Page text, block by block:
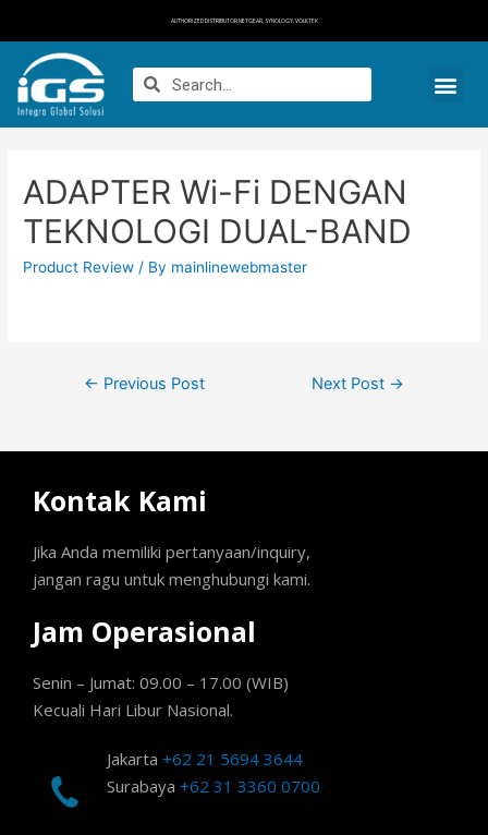
AUTHORIZED DISTRIBUTOR NETGEAR, SYNOLOGY, VOLKTEK
ADAPTER Wi-Fi DENGAN
TEKNOLOGI DUAL-BAND
Product Review / By mainlinewebmaster
← Previous Post Next Post →
Kontak Kami
Jika Anda memiliki pertanyaan/inquiry,
jangan ragu untuk menghubungi kami.
Jam Operasional
Senin – Jumat: 09.00 – 17.00 (WIB)
Kecuali Hari Libur Nasional.
Jakarta +62 21 5694 3644
Surabaya +62 31 3360 0700